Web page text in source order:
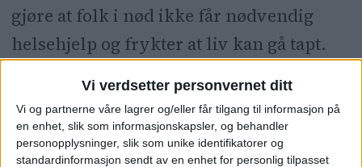
Vi verdsetter personvernet ditt
Vi og partnerne våre lagrer og/eller får tilgang til informasjon på
en enhet, slik som informasjonskapsler, og behandler
personopplysninger, slik som unike identifikatorer og
standardinformasjon sendt av en enhet for personlig tilpasset
gjøre at folk i nød ikke får nødvendig
helsehjelp og frykter at liv kan gå tapt.
Forventer
krisetrening